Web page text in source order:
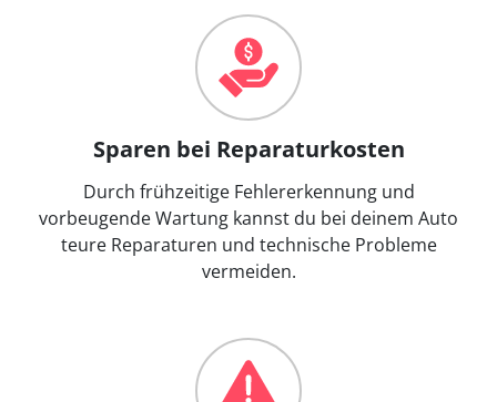
Sparen bei Reparaturkosten
Durch frühzeitige Fehlererkennung und
vorbeugende Wartung kannst du bei deinem Auto
teure Reparaturen und technische Probleme
vermeiden.